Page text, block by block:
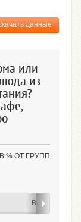
данные
или
из
% ОТ ГРУПП
Возраст